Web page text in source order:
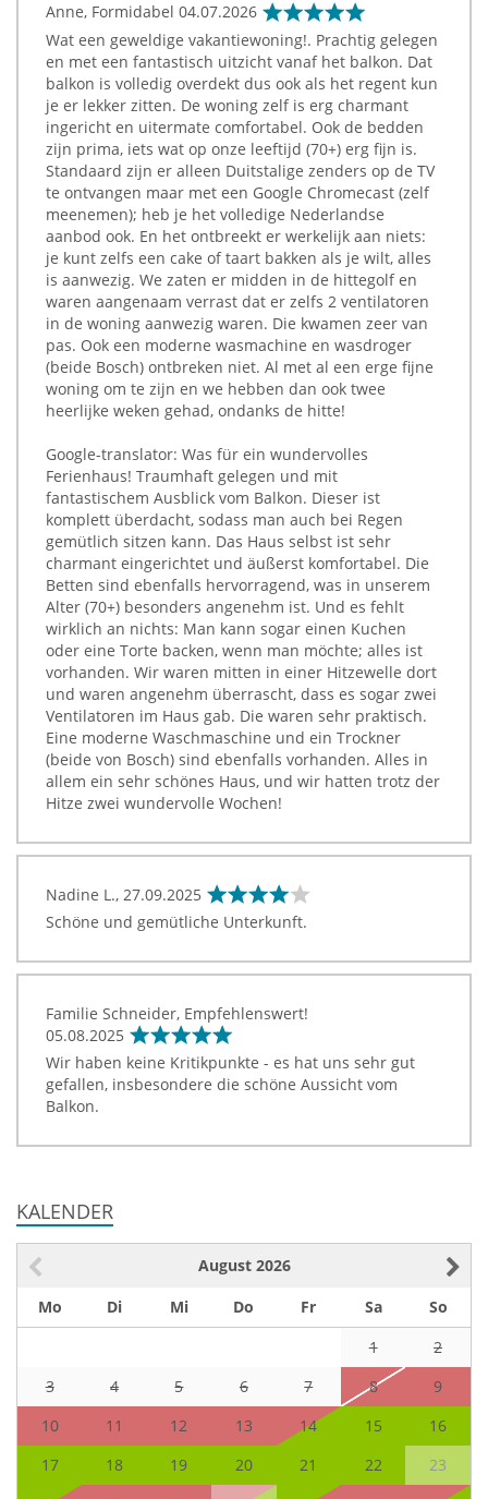
Anne, Formidabel 04.07.2026
Wat een geweldige vakantiewoning!. Prachtig gelegen
en met een fantastisch uitzicht vanaf het balkon. Dat
balkon is volledig overdekt dus ook als het regent kun
je er lekker zitten. De woning zelf is erg charmant
ingericht en uitermate comfortabel. Ook de bedden
zijn prima, iets wat op onze leeftijd (70+) erg fijn is.
Standaard zijn er alleen Duitstalige zenders op de TV
te ontvangen maar met een Google Chromecast (zelf
meenemen); heb je het volledige Nederlandse
aanbod ook. En het ontbreekt er werkelijk aan niets:
je kunt zelfs een cake of taart bakken als je wilt, alles
is aanwezig. We zaten er midden in de hittegolf en
waren aangenaam verrast dat er zelfs 2 ventilatoren
in de woning aanwezig waren. Die kwamen zeer van
pas. Ook een moderne wasmachine en wasdroger
(beide Bosch) ontbreken niet. Al met al een erge fijne
woning om te zijn en we hebben dan ook twee
heerlijke weken gehad, ondanks de hitte!
Google-translator: Was für ein wundervolles
Ferienhaus! Traumhaft gelegen und mit
fantastischem Ausblick vom Balkon. Dieser ist
komplett überdacht, sodass man auch bei Regen
gemütlich sitzen kann. Das Haus selbst ist sehr
charmant eingerichtet und äußerst komfortabel. Die
Betten sind ebenfalls hervorragend, was in unserem
Alter (70+) besonders angenehm ist. Und es fehlt
wirklich an nichts: Man kann sogar einen Kuchen
oder eine Torte backen, wenn man möchte; alles ist
vorhanden. Wir waren mitten in einer Hitzewelle dort
und waren angenehm überrascht, dass es sogar zwei
Ventilatoren im Haus gab. Die waren sehr praktisch.
Eine moderne Waschmaschine und ein Trockner
(beide von Bosch) sind ebenfalls vorhanden. Alles in
allem ein sehr schönes Haus, und wir hatten trotz der
Hitze zwei wundervolle Wochen!
Nadine L., 27.09.2025
Schöne und gemütliche Unterkunft.
Familie Schneider, Empfehlenswert!
05.08.2025
Wir haben keine Kritikpunkte - es hat uns sehr gut
gefallen, insbesondere die schöne Aussicht vom
Balkon.
KALENDER
August 2026
Mo
Di Mi Do Fr Sa
So
1
2
3
4 5 6 7 8
9
10
11 12 13 14 15
16
17
18 19 20 21 22
23